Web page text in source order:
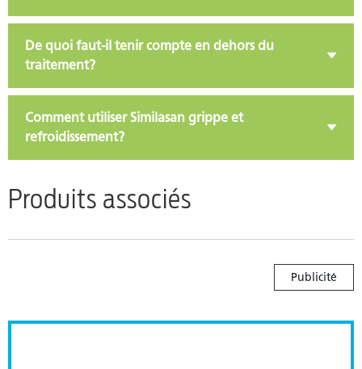
De quoi faut-il tenir compte en dehors du
traitement?
Comment utiliser Similasan grippe et
refroidissement?
Produits associés
Publicité